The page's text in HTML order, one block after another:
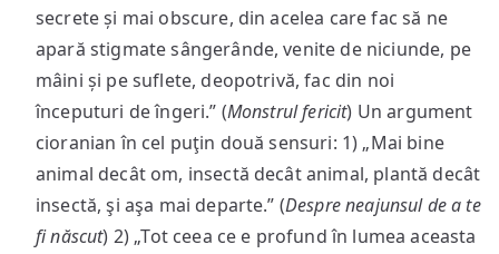
secrete și mai obscure, din acelea care fac să ne
apară stigmate sângerânde, venite de niciunde, pe
mâini și pe suflete, deopotrivă, fac din noi
începuturi de îngeri.” (Monstrul fericit) Un argument
cioranian în cel puţin două sensuri: 1) „Mai bine
animal decât om, insectă decât animal, plantă decât
insectă, şi aşa mai departe.” (Despre neajunsul de a te
fi născut) 2) „Tot ceea ce e profund în lumea aceasta